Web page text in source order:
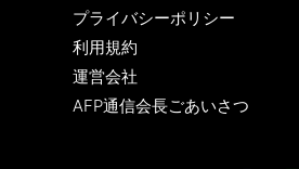
プライバシーポリシー
利用規約
運営会社
AFP通信会長ごあいさつ